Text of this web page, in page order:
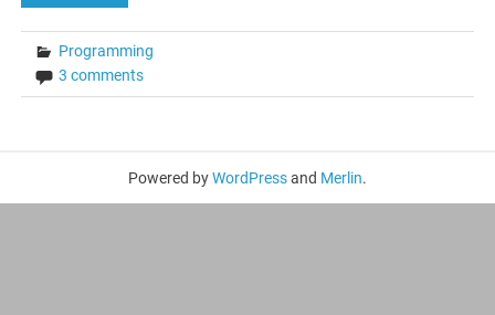
Programming
3 comments
Powered byWordPressand Merlin.